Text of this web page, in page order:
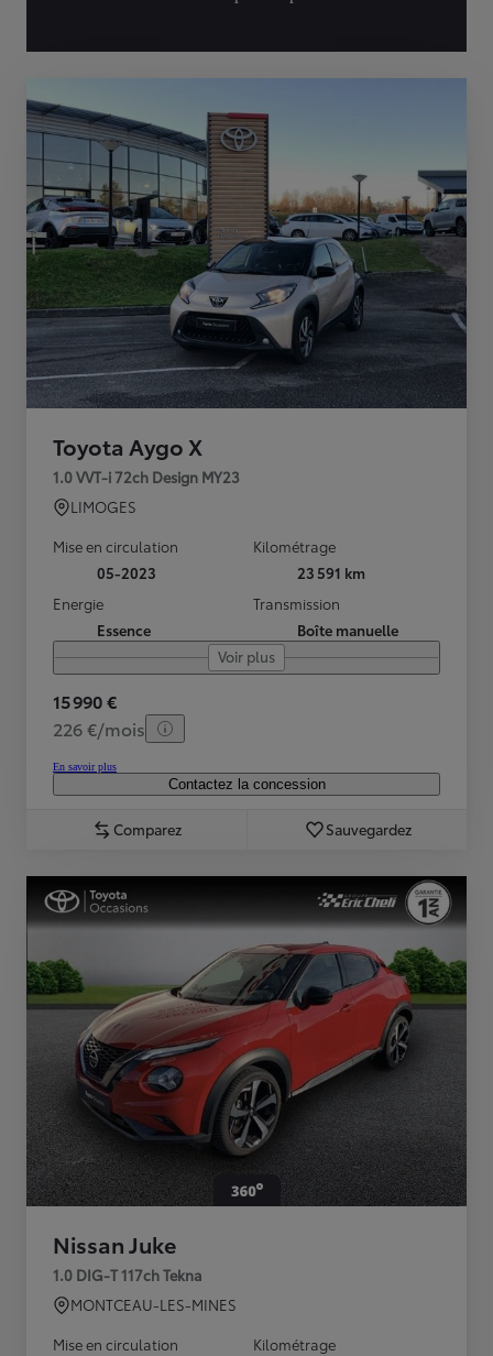
Toyota Aygo X
1.0 VVT-i 72ch Design MY23
LIMOGES
Mise en circulation
05-2023
Kilométrage
23 591 km
Energie
Essence
Transmission
Boîte manuelle
Voir plus
15 990 €
226 €/mois
En savoir plus
Contactez la concession
Comparez Sauvegardez
Nissan Juke
1.0 DIG-T 117ch Tekna
MONTCEAU-LES-MINES
Mise en circulation
Kilométrage